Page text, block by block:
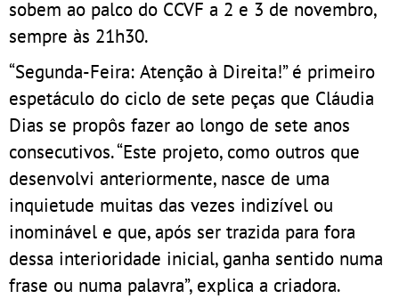
sobem ao palco do CCVF a 2 e 3 de novembro,
sempre às 21h30.
“Segunda-Feira: Atenção à Direita!” é primeiro
espetáculo do ciclo de sete peças que Cláudia
Dias se propôs fazer ao longo de sete anos
consecutivos. “Este projeto, como outros que
desenvolvi anteriormente, nasce de uma
inquietude muitas das vezes indizível ou
inominável e que, após ser trazida para fora
dessa interioridade inicial, ganha sentido numa
frase ou numa palavra”, explica a criadora.